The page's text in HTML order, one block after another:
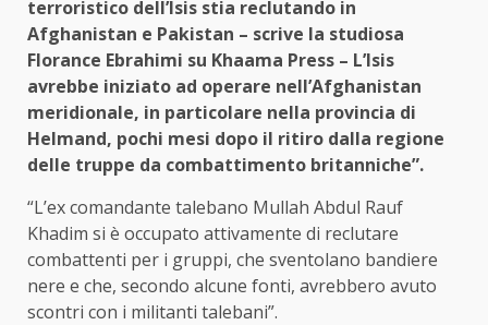
terroristico dell’Isis stia reclutando in
Afghanistan e Pakistan – scrive la studiosa
Florance Ebrahimi su Khaama Press – L’Isis
avrebbe iniziato ad operare nell’Afghanistan
meridionale, in particolare nella provincia di
Helmand, pochi mesi dopo il ritiro dalla regione
delle truppe da combattimento britanniche”.
“L’ex comandante talebano Mullah Abdul Rauf
Khadim si è occupato attivamente di reclutare
combattenti per i gruppi, che sventolano bandiere
nere e che, secondo alcune fonti, avrebbero avuto
scontri con i militanti talebani”.